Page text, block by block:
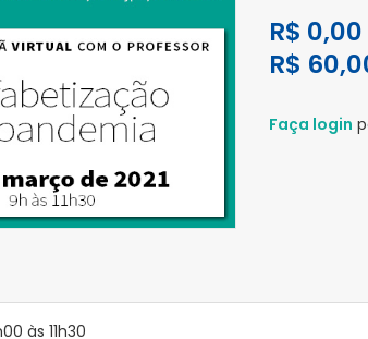
R$ 0,00
R$
Faça login
às 11h30